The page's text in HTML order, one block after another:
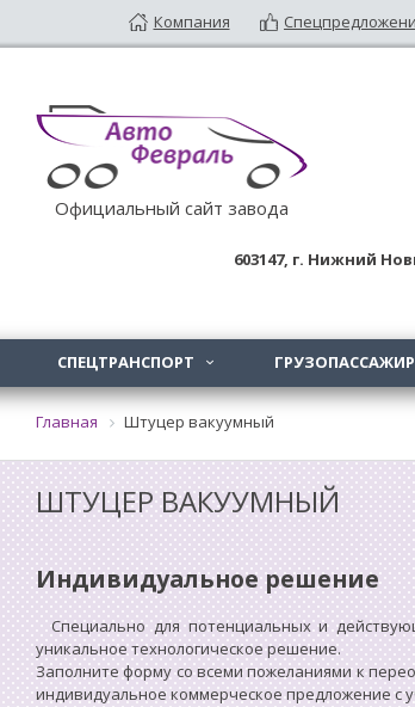
Компания
Официальный сайт завода
603147, г. Нижний
СПЕЦТРАНСПОРТ 
Главная Штуцер вакуумный
ШТУЦЕР ВАКУУМНЫЙ
Индивидуальное решение
Специально для потенциальных и
уникальное технологическое решение.
Заполните форму со всеми пожеланиями к
индивидуальное коммерческое предложение с